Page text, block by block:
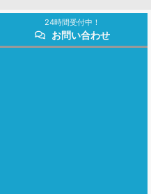
24時間受付中！
お問い合わせ